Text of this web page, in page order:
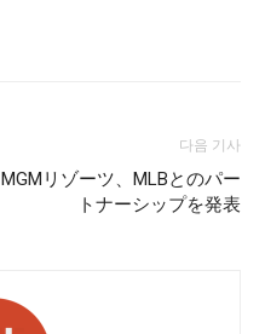
다음 기사
MGMリゾーツ、MLBとのパー
トナーシップを発表